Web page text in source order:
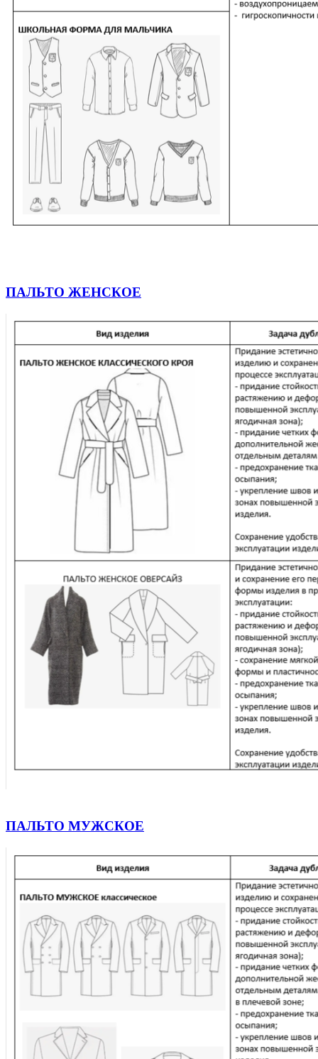
ПАЛЬТО ЖЕНСКОЕ
ПАЛЬТО МУЖСКОЕ